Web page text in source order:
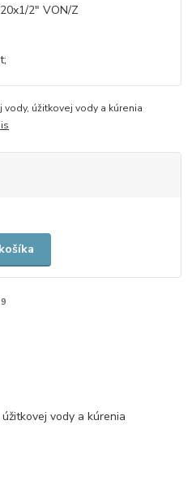
úžitkovej vody a kúrenia
vody a kúrenia